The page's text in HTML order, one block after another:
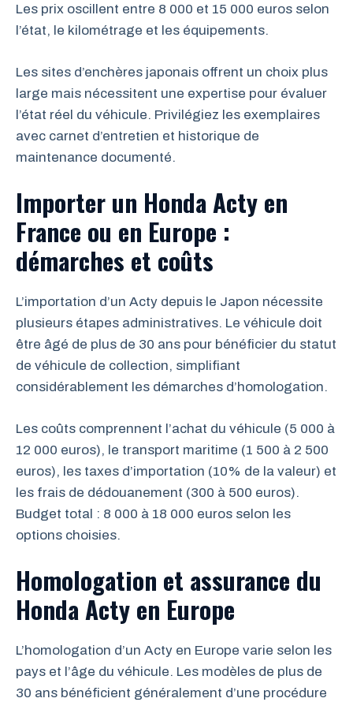
Les prix oscillent entre 8 000 et 15 000 euros selon
l’état, le kilométrage et les équipements.
Les sites d’enchères japonais offrent un choix plus
large mais nécessitent une expertise pour évaluer
l’état réel du véhicule. Privilégiez les exemplaires
avec carnet d’entretien et historique de
maintenance documenté.
Importer un Honda Acty en
France ou en Europe :
démarches et coûts
L’importation d’un Acty depuis le Japon nécessite
plusieurs étapes administratives. Le véhicule doit
être âgé de plus de 30 ans pour bénéficier du statut
de véhicule de collection, simplifiant
considérablement les démarches d’homologation.
Les coûts comprennent l’achat du véhicule (5 000 à
12 000 euros), le transport maritime (1 500 à 2 500
euros), les taxes d’importation (10% de la valeur) et
les frais de dédouanement (300 à 500 euros).
Budget total : 8 000 à 18 000 euros selon les
options choisies.
Homologation et assurance du
Honda Acty en Europe
L’homologation d’un Acty en Europe varie selon les
pays et l’âge du véhicule. Les modèles de plus de
30 ans bénéficient généralement d’une procédure